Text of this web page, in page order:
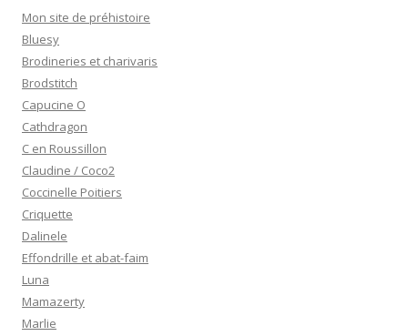
Mon site de préhistoire
Bluesy
Brodineries et charivaris
Brodstitch
Capucine O
Cathdragon
C en Roussillon
Claudine / Coco2
Coccinelle Poitiers
Criquette
Dalinele
Effondrille et abat-faim
Luna
Mamazerty
Marlie